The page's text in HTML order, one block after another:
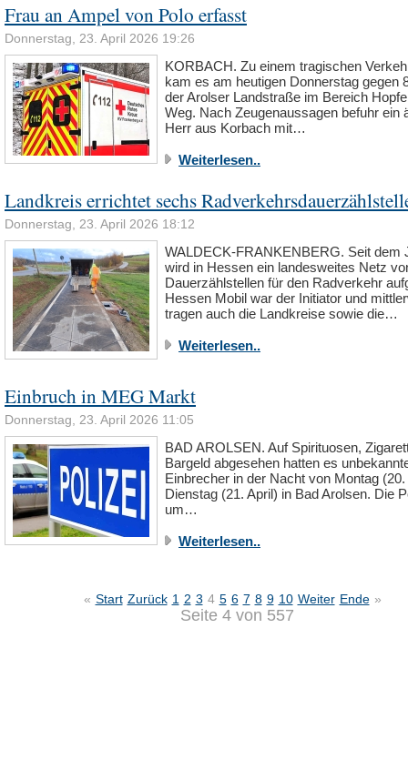
Frau an Ampel von Polo erfasst
Donnerstag, 23. April 2026 19:26
KORBACH. Zu einem tragischen
kam es am heutigen Donnerstag gegen
der Arolser Landstraße im Bereich
Weg. Nach Zeugenaussagen befuhr ein
Herr aus Korbach mit…
Weiterlesen..
Landkreis errichtet sechs
Donnerstag, 23. April 2026 18:12
WALDECK-FRANKENBERG. Seit dem
wird in Hessen ein landesweites Netz
Dauerzählstellen für den Radverkehr
Hessen Mobil war der Initiator und
tragen auch die Landkreise sowie die…
Weiterlesen..
Einbruch in MEG Markt
Donnerstag, 23. April 2026 11:05
BAD AROLSEN. Auf Spirituosen,
Bargeld abgesehen hatten es
Einbrecher in der Nacht von Montag (20.
Dienstag (21. April) in Bad Arolsen. Die
um…
Weiterlesen..
« Start Zurück 1 2 3 4 5 6 7 8 9 10 Weiter Ende »
Seite 4 von 557